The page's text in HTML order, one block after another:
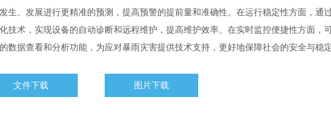
生、发展进行更精准的预测，提高预警的提前量和准确性。在运行稳定性方面，通
技术，实现设备的自动诊断和远程维护，提高维护效率。在实时监控便捷性方面，
据查看和分析功能，为应对暴雨灾害提供技术支持，更好地保障社会的安全与稳定
文件下载 图片下载